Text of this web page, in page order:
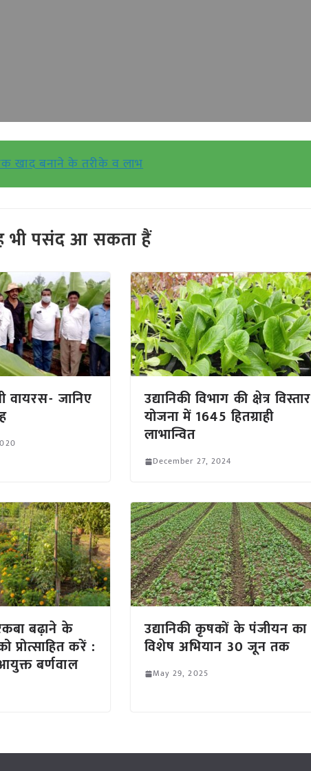
खाद बनाने के तरीके व लाभ
भी पसंद आ सकता हैं
वायरस- जानिए उद्यानिकी विभाग की क्षेत्र विस्तार
योजना में 1645 हितग्राही
लाभान्वित
December 27, 2024
बढ़ाने के
प्रोत्साहित करें :
बर्णवाल
उद्यानिकी कृषकों के पंजीयन का
विशेष अभियान 30 जून तक
May 29, 2025